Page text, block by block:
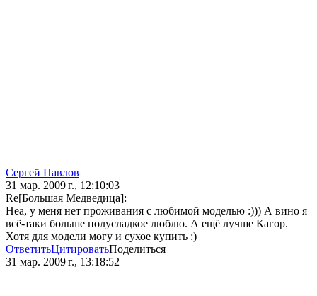
Сергей Павлов
31 мар. 2009 г., 12:10:03
Re[Большая Медведица]:
Неа, у меня нет проживания с любимой моделью :))) А вино я
всё-таки больше полусладкое люблю. А ещё лучше Кагор.
Хотя для модели могу и сухое купить :)
ОтветитьЦитироватьПоделиться
31 мар. 2009 г., 13:18:52